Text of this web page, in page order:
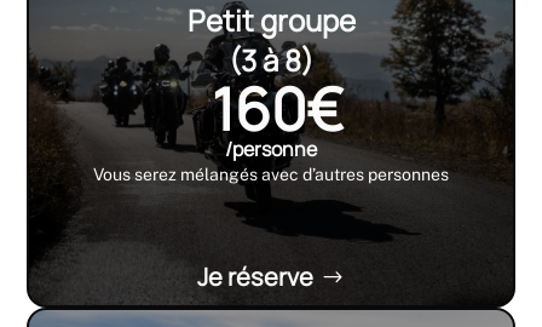
Je réserve
Petit groupe
(3 à 8)
160€
/personne
Vous serez mélangés avec d’autres personnes